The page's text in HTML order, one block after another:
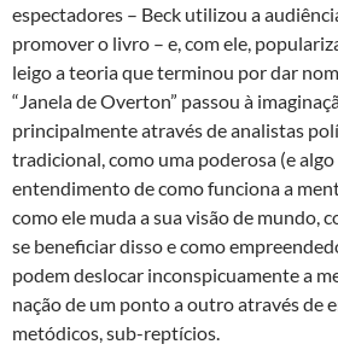
espectadores – Beck utilizou a
promover o livro – e, com ele,
leigo a teoria que terminou por dar
“Janela de Overton” passou à
principalmente através de analistas
tradicional, como uma poderosa (e
entendimento de como funciona a
como ele muda a sua visão de mundo,
se beneficiar disso e como
podem deslocar inconspicuamente a
nação de um ponto a outro através de
metódicos, sub-reptícios.